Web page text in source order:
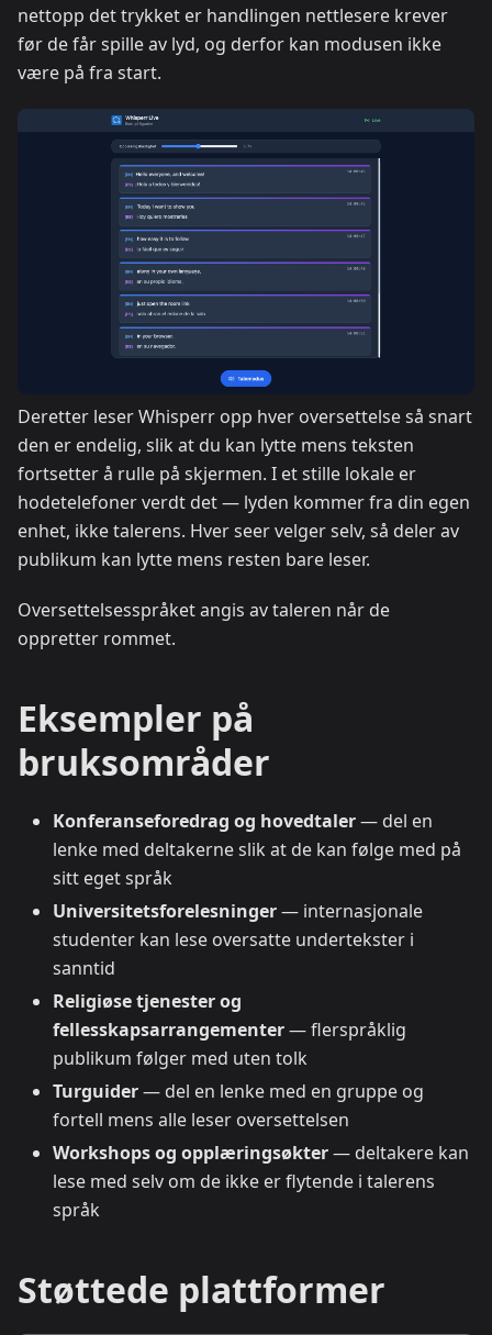
nettopp det trykket er handlingen nettlesere krever
før de får spille av lyd, og derfor kan modusen ikke
være på fra start.
Deretter leser Whisperr opp hver oversettelse så snart
den er endelig, slik at du kan lytte mens teksten
fortsetter å rulle på skjermen. I et stille lokale er
hodetelefoner verdt det — lyden kommer fra din egen
enhet, ikke talerens. Hver seer velger selv, så deler av
publikum kan lytte mens resten bare leser.
Oversettelsesspråket angis av taleren når de
oppretter rommet.
Eksempler på
bruksområder
Konferanseforedrag og hovedtaler— del en
lenke med deltakerne slik at de kan følge med på
sitt eget språk
Universitetsforelesninger— internasjonale
studenter kan lese oversatte undertekster i
sanntid
Religiøse tjenester og
fellesskapsarrangementer— flerspråklig
publikum følger med uten tolk
Turguider— del en lenke med en gruppe og
fortell mens alle leser oversettelsen
Workshops og opplæringsøkter— deltakere kan
lese med selv om de ikke er flytende i talerens
språk
Støttede plattformer